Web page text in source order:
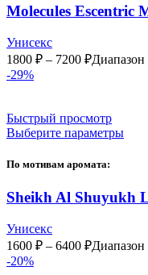
Molecules Escentric
Унисекс
1800 ₽ – 7200 ₽
-29%
Быстрый просмотр
Выберите параметры
По мотивам аромата:
Sheikh Al Shuyukh
Унисекс
1600 ₽ – 6400 ₽
-20%